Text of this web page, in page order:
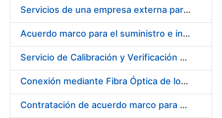
Servicios de una empresa externa para el asesoramiento y resolución de los recursos de alzada que se presentan relacionados con procesos de selección para la FNMT-RCM
Acuerdo marco para el suministro e instalación de persianas, estores y otros complementos
Servicio de Calibración y Verificación Externa de los Equipos de Medición del Servicio de Prevención de la FNMT-RCM
Conexión mediante Fibra Óptica de los Centros de Proceso de Datos (CPDs) de las sedes de la FNMT-RCM de Burgos y Madrid
Contratación de acuerdo marco para el Suministro de Material de Electricidad para la Fábrica Nacional de Moneda y Timbre-Real Casa de la Moneda en su centro de trabajo de Burgos